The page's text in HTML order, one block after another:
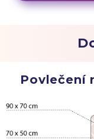
Povlečení